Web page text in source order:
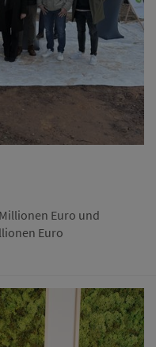
Euro und
Euro